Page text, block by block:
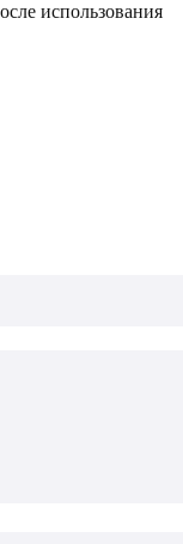
использования